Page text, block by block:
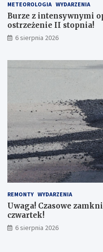
r
z
e
j
d
e
z
y
c
h
!
METEOROLOGIA WYDARZENIA
Burze z intensywnymi
ostrzeżenie II stopnia!
6 sierpnia 2026
REMONTY WYDARZENIA
Uwaga! Czasowe
czwartek!
6 sierpnia 2026